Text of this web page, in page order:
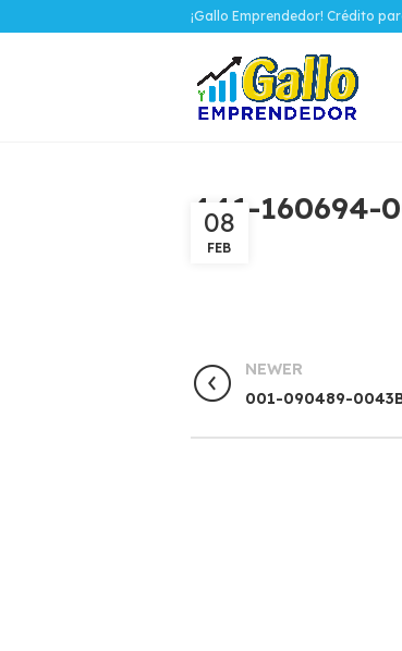
¡Gallo Emprendedor! Crédito
441-160694-
08
FEB
NEWER
001-090489-